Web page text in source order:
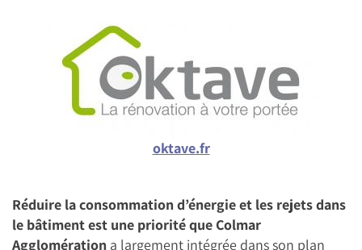
oktave.fr
Réduire la consommation d’énergie et les rejets dans
le bâtiment est une priorité que Colmar
Agglomération a largement intégrée dans son plan